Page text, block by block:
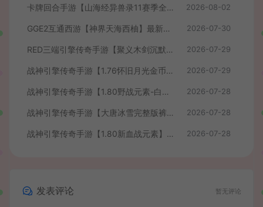
卡牌回合手游【山海经异兽录11赛季全人物代金券内购版】最新整理WIN系服务端+授权GM后台+管理后台+热更修改工具+安卓+详细搭建教程 2026-08-02
GGE2互通西游【神界天海西柚】最新整理Win系服务端+安卓苹果PC三端+内置GM工具+全套源码+详细搭建教程+视频教程 2026-07-30
RED三端引擎传奇手游【聚义木剑沉默高仿嘟嘟沉默】最新整理Win系服务端+安卓苹果PC三端+详细搭建教程 2026-07-29
战神引擎传奇手游【1.76怀旧月光金币版】最新整理Win系复古服务端+安卓苹果双端+GM授权物品后台+详细搭建教程 2026-07-29
战神引擎传奇手游【1.80野战元素-白猪7.2免授权】最新整理Win系特色服务端+安卓+GM授权物品后台+详细搭建教程 2026-07-28
战神引擎传奇手游【大唐冰雪完整版裤衩7.0免授权】最新整理Win系特色服务端+GM授权后台+安卓苹果双端+详细搭建教程 2026-07-28
战神引擎传奇手游【1.80新血战元素】最新整理Win系特色服务端+安卓+GM授权物品后台+详细搭建教程 2026-07-28
发表评论 暂无评论